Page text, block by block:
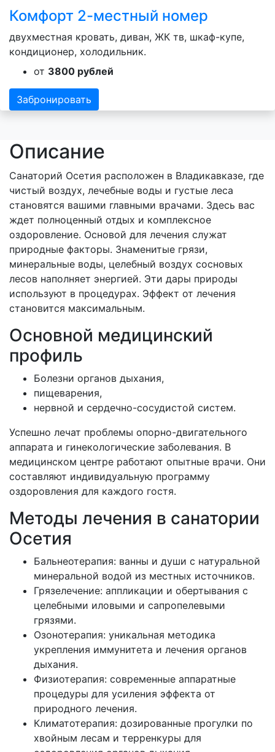
Комфорт 2-местный номер
двухместная кровать, диван, ЖК тв, шкаф-купе,
кондиционер, холодильник.
от 3800 рублей
Забронировать
Описание
Санаторий Осетия расположен в Владикавказе, где
чистый воздух, лечебные воды и густые леса
становятся вашими главными врачами. Здесь вас
ждет полноценный отдых и комплексное
оздоровление. Основой для лечения служат
природные факторы. Знаменитые грязи,
минеральные воды, целебный воздух сосновых
лесов наполняет энергией. Эти дары природы
используют в процедурах. Эффект от лечения
становится максимальным.
Основной медицинский
профиль
Болезни органов дыхания,
пищеварения,
нервной и сердечно-сосудистой систем.
Успешно лечат проблемы опорно-двигательного
аппарата и гинекологические заболевания. В
медицинском центре работают опытные врачи. Они
составляют индивидуальную программу
оздоровления для каждого гостя.
Методы лечения в санатории
Осетия
Бальнеотерапия: ванны и души с натуральной
минеральной водой из местных источников.
Грязелечение: аппликации и обертывания с
целебными иловыми и сапропелевыми
грязями.
Озонотерапия: уникальная методика
укрепления иммунитета и лечения органов
дыхания.
Физиотерапия: современные аппаратные
процедуры для усиления эффекта от
природного лечения.
Климатотерапия: дозированные прогулки по
хвойным лесам и терренкуры для